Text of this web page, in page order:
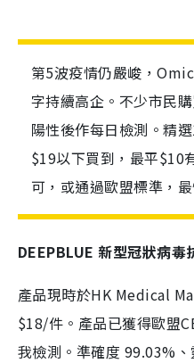
第5波疫情仍嚴峻，
字持續高企。不少市民
陽性後作每日檢測。精
$19以下買到，最平$10
可，或通過歐盟標準，
DEEPBLUE 新型冠狀病毒
產品現時於HK Medical
$18/件。產品已獲得歐盟
我檢測。準確度 99.03%